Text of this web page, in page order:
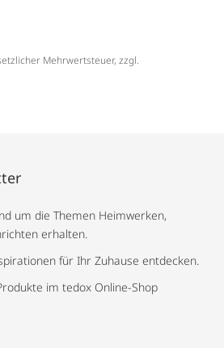
Mehrwertsteuer, zzgl.
um die Themen Heimwerken,
erhalten.
für Ihr Zuhause entdecken.
im tedox Online-Shop